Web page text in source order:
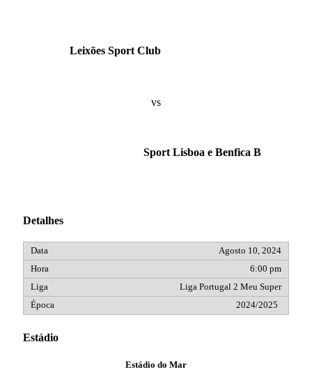
Leixões Sport Club
vs
Sport Lisboa e Benfica B
Detalhes
Agosto 10, 2024
6:00 pm
Liga Portugal 2 Meu Super
2024/2025
Estádio
Estádio do Mar